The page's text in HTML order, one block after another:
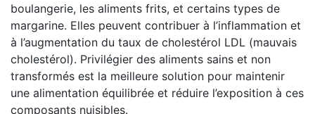
boulangerie, les aliments frits, et certains types de
margarine. Elles peuvent contribuer à l’inflammation et
à l’augmentation du taux de cholestérol LDL (mauvais
cholestérol). Privilégier des aliments sains et non
transformés est la meilleure solution pour maintenir
une alimentation équilibrée et réduire l’exposition à ces
composants nuisibles.